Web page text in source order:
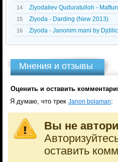
14 Ziyodaliev Quduratulloh -
15 Ziyoda - Darding (New 2013)
16 Ziyoda - Janonim mani by
Мнения и отзывы
Оценить и оставить
Я думаю, что трек Janon bolaman:
Вы не
оставить